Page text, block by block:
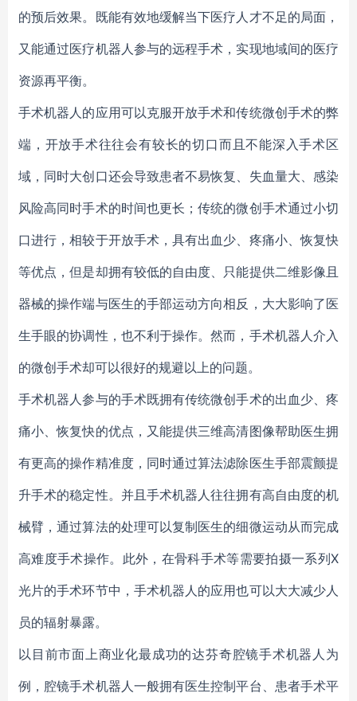
的预后效果。既能有效地缓解当下医疗人才不足的局面，
又能通过医疗机器人参与的远程手术，实现地域间的医疗
资源再平衡。
手术机器人的应用可以克服开放手术和传统微创手术的弊
端，开放手术往往会有较长的切口而且不能深入手术区
域，同时大创口还会导致患者不易恢复、失血量大、感染
风险高同时手术的时间也更长；传统的微创手术通过小切
口进行，相较于开放手术，具有出血少、疼痛小、恢复快
等优点，但是却拥有较低的自由度、只能提供二维影像且
器械的操作端与医生的手部运动方向相反，大大影响了医
生手眼的协调性，也不利于操作。然而，手术机器人介入
的微创手术却可以很好的规避以上的问题。
手术机器人参与的手术既拥有传统微创手术的出血少、疼
痛小、恢复快的优点，又能提供三维高清图像帮助医生拥
有更高的操作精准度，同时通过算法滤除医生手部震颤提
升手术的稳定性。并且手术机器人往往拥有高自由度的机
械臂，通过算法的处理可以复制医生的细微运动从而完成
高难度手术操作。此外，在骨科手术等需要拍摄一系列X
光片的手术环节中，手术机器人的应用也可以大大减少人
员的辐射暴露。
以目前市面上商业化最成功的达芬奇腔镜手术机器人为
例，腔镜手术机器人一般拥有医生控制平台、患者手术平